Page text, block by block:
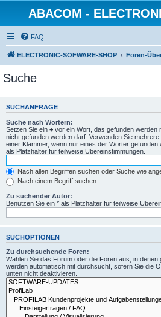
ABACOM -
FAQ
ELECTRONIC-SOFWARE-SHOP Foren-
Suche
SUCHANFRAGE
Suche nach Wörtern:
Setzen Sie ein + vor ein Wort, das gefunden werden
nicht gefunden werden darf. Verwenden Sie
einer Klammer, wenn nur eines der Wörter
als Platzhalter für teilweise Übereinstimmungen.
Nach allen Begriffen suchen oder Suche wie
Nach einem Begriff suchen
Zu suchender Autor:
Benutzen Sie ein * als Platzhalter für teilweise
SUCHOPTIONEN
Zu durchsuchende Foren:
Wählen Sie das Forum oder die Foren aus, in
werden automatisch mit durchsucht, sofern Sie die
unten nicht deaktivieren.